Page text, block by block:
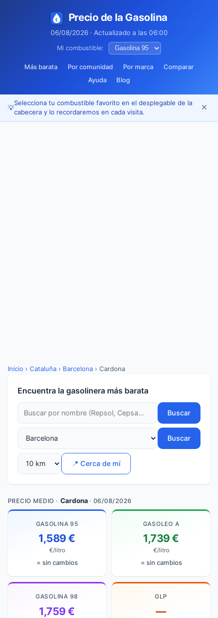
Precio de la Gasolina
06/08/2026 · Actualizado a las 06:00
Mi combustible:
Más barata Por comunidad Por marca
Comparar
Ayuda
Blog
💡
Selecciona tu combustible favorito en el desplegable de la
cabecera y lo recordaremos en cada visita.
✕
Inicio › Cataluña › Barcelona › Cardona
Encuentra la gasolinera más barata
Buscar
Buscar
📍 Cerca de mí
PRECIO MEDIO · Cardona · 06/08/2026
GASOLINA 95
1,589 €
€/litro
= sin cambios
GASOLEO A
1,739 €
€/litro
= sin cambios
GASOLINA 98
1,759 €
GLP
—